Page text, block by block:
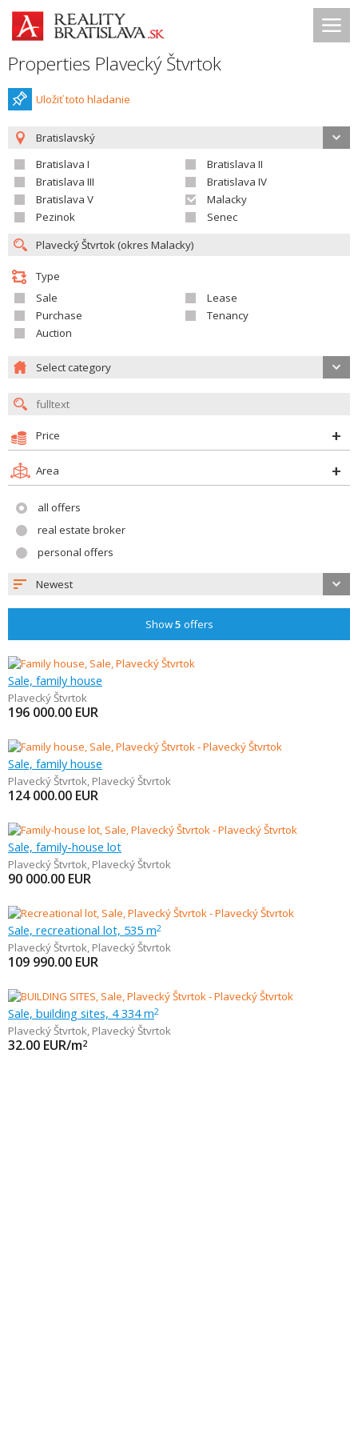
Properties Plavecký Štvrtok
Uložiť toto hladanie
Bratislavský
Bratislava I
Bratislava II
Bratislava III
Bratislava IV
Bratislava V
Malacky
Pezinok
Senec
Type
Sale
Lease
Purchase
Tenancy
Auction
Select category
Price
Area
all offers
real estate broker
personal offers
Newest
Show5 offers
Sale, family house
Plavecký Štvrtok
196 000.00 EUR
Sale, family house
Plavecký Štvrtok, Plavecký Štvrtok
124 000.00 EUR
Sale, family-house lot
Plavecký Štvrtok, Plavecký Štvrtok
90 000.00 EUR
Sale, recreational lot, 535 m2
Plavecký Štvrtok, Plavecký Štvrtok
109 990.00 EUR
Sale, building sites, 4 334 m2
Plavecký Štvrtok, Plavecký Štvrtok
32.00 EUR/m2